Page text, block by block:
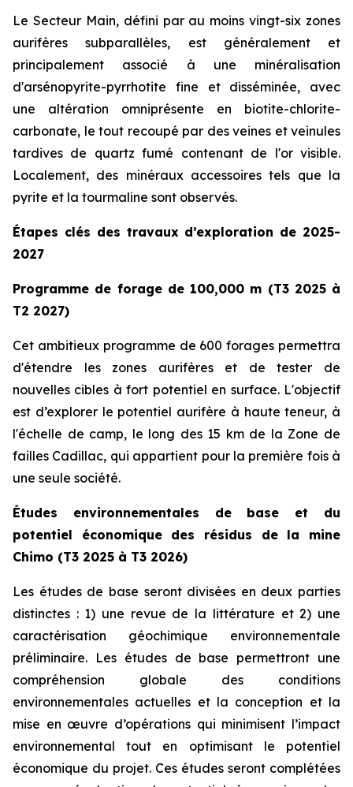
Le Secteur Main, défini par au moins vingt-six zones
aurifères subparallèles, est généralement et
principalement associé à une minéralisation
d'arsénopyrite-pyrrhotite fine et disséminée, avec
une altération omniprésente en biotite-chlorite-
carbonate, le tout recoupé par des veines et veinules
tardives de quartz fumé contenant de l'or visible.
Localement, des minéraux accessoires tels que la
pyrite et la tourmaline sont observés.
Étapes clés des travaux d’exploration de 2025-
2027
Programme de forage de 100,000 m (T3 2025 à
T2 2027)
Cet ambitieux programme de 600 forages permettra
d'étendre les zones aurifères et de tester de
nouvelles cibles à fort potentiel en surface. L'objectif
est d’explorer le potentiel aurifère à haute teneur, à
l'échelle de camp, le long des 15 km de la Zone de
failles Cadillac, qui appartient pour la première fois à
une seule société.
Études environnementales de base et du
potentiel économique des résidus de la mine
Chimo (T3 2025 à T3 2026)
Les études de base seront divisées en deux parties
distinctes : 1) une revue de la littérature et 2) une
caractérisation géochimique environnementale
préliminaire. Les études de base permettront une
compréhension globale des conditions
environnementales actuelles et la conception et la
mise en œuvre d’opérations qui minimisent l’impact
environnemental tout en optimisant le potentiel
économique du projet. Ces études seront complétées